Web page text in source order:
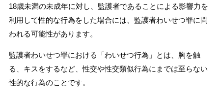
18歳未満の未成年に対し、監護者であることによる影響力を
利用して性的な行為をした場合には、監護者わいせつ罪に問
われる可能性があります。
監護者わいせつ罪における「わいせつ行為」とは、胸を触
る、キスをするなど、性交や性交類似行為にまでは至らない
性的な行為のことです。